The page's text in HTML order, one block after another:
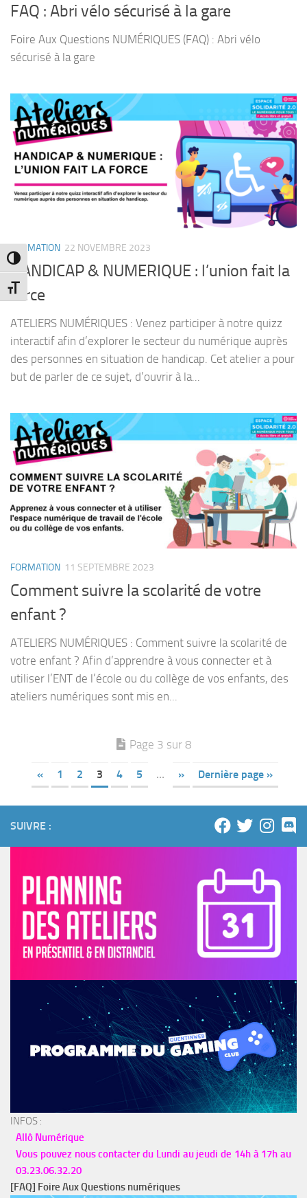
Passer en contraste élevé
Changer la taille de la police
FAQ : Abri vélo sécurisé à la gare
Foire Aux Questions NUMÉRIQUES (FAQ) : Abri vélo
sécurisé à la gare
FORMATION 22 NOVEMBRE 2023
HANDICAP & NUMERIQUE : l’union fait la
force
ATELIERS NUMÉRIQUES : Venez participer à notre quizz
interactif afin d’explorer le secteur du numérique auprès
des personnes en situation de handicap. Cet atelier a pour
but de parler de ce sujet, d’ouvrir à la...
FORMATION 11 SEPTEMBRE 2023
Comment suivre la scolarité de votre
enfant ?
ATELIERS NUMÉRIQUES : Comment suivre la scolarité de
votre enfant ? Afin d’apprendre à vous connecter et à
utiliser l’ENT de l’école ou du collège de vos enfants, des
ateliers numériques sont mis en...
Page 3 sur 8
« 1 2 3 4 5 … » Dernière page »
SUIVRE :
INFOS :
Allô Numérique
Vous pouvez nous contacter du Lundi au jeudi de 14h à 17h au
03.23.06.32.20
[FAQ] Foire Aux Questions numériques